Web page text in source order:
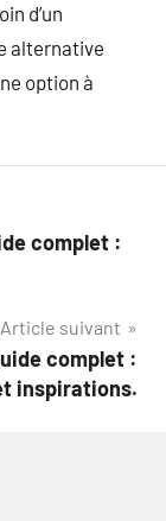
d’un
alternative
option à
complet :
Article suivant
complet :
inspirations.